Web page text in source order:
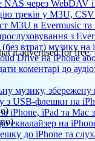
через WebDAV
треків у M3U,
M3U в Evermusic та
з
втрат) музику на
Drive на iPhone
коментарі до
музику, збережену
з USB-флешки на
iPhone, iPad та
еквалайзер на
до iPhone та
it advertised for free